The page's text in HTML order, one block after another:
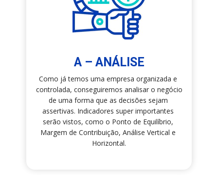
A – ANÁLISE
Como já temos uma empresa organizada e
controlada, conseguiremos analisar o negócio
de uma forma que as decisões sejam
assertivas. Indicadores super importantes
serão vistos, como o Ponto de Equilíbrio,
Margem de Contribuição, Análise Vertical e
Horizontal.